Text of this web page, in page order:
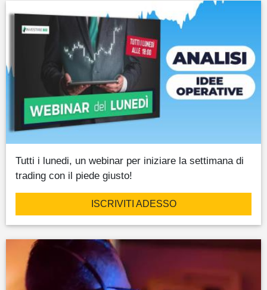
Tutti i lunedi, un webinar per iniziare la settimana di
trading con il piede giusto!
ISCRIVITI ADESSO